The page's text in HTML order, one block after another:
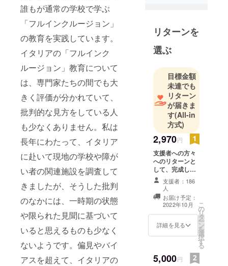
誰もが通常の学校で学ぶ
「フルインクルージョン」
の教育を実践しています。
イタリアの「フルインク
ルージョン」教育について
は、専門家たちの間でも大
きく評価が分かれていて、
批判的な見方をしている人
も少なくありません。私は
長年にわたって、イタリア
に赴いて現地の学校や障が
い者の関連施設を調査して
きましたが、そうした批判
のなかには、一時期の状態
や限られた見聞に基づいて
いると思えるものも少なく
ないようです。偏見やバイ
アスを超えて、イタリアの
リターンを
選ぶ
目標金額
未達でも
リターン
が届きま
す(All-in
方式)
2,970円
支援者への方々
へのリターンと
して、完成した
書籍を送らせて
頂きます。
支援者：186
人
お届け予定：
2022年10月
詳細を見る
こ
の
リ
タ
ー
ン
を
選
択
す
る
5,000円